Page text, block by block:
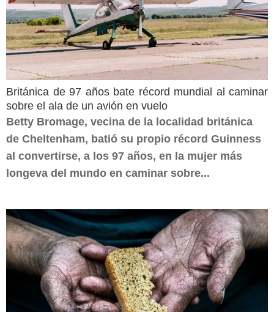
Británica de 97 años bate récord mundial al caminar
sobre el ala de un avión en vuelo
Betty Bromage, vecina de la localidad británica
de Cheltenham, batió su propio récord Guinness
al convertirse, a los 97 años, en la mujer más
longeva del mundo en caminar sobre...